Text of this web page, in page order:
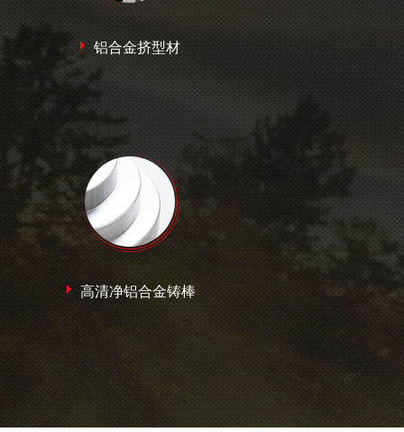
铝合金挤型材
高清净铝合金铸棒